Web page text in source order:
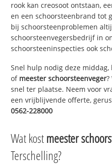
rook kan creosoot ontstaan,
en een schoorsteenbrand tot
bij schoorsteenproblemen
schoorsteenvegersbedrijf in
schoorsteeninspecties ook
Snel hulp nodig deze middag,
of meester schoorsteenveger
snel ter plaatse. Neem voor
een vrijblijvende offerte,
0562-228000
Wat kostmeester
Terschelling?